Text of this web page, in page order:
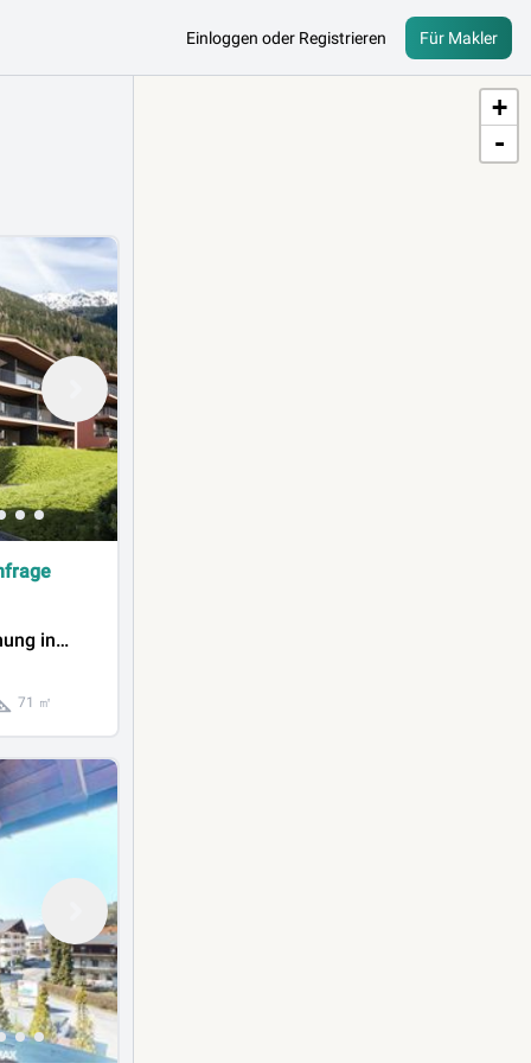
Einloggen oder Registrieren Für Makler
in
71 ㎡
+
-